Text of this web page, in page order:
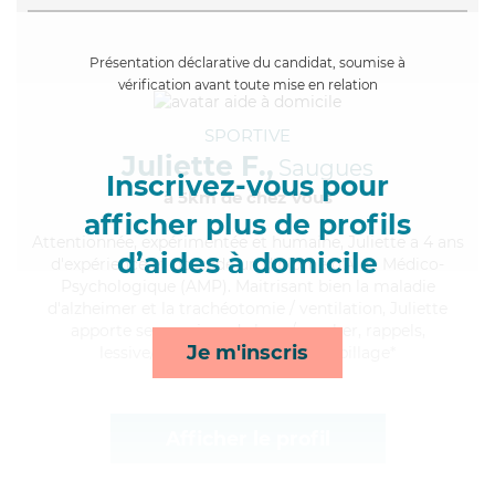
Présentation déclarative du candidat, soumise à
vérification avant toute mise en relation
Inscrivez-vous pour
afficher plus de profils
d’aides à domicile
Je m'inscris
SPORTIVE
Juliette F., Saugues
à 5km de chez Vous
, expérimentée et humaine, Juliette a 4 ans
d'expérience et possède un diplôme d'Aide Médico-
apporte ses services de lever/coucher, rappels,
lessive/repassage et toilette/habillage*